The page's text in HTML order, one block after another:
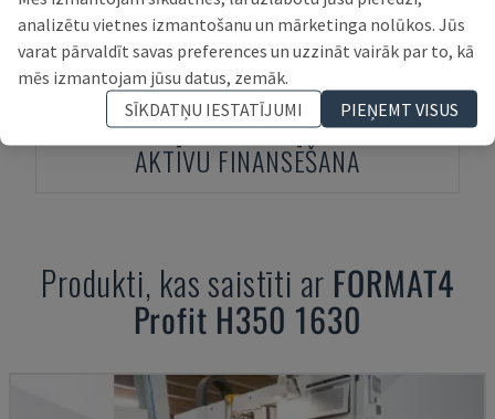
AKTĪVU FINANSĒŠANA
Produkti, kas saistīti ar FORMAT4
Profit H350 1630
analizētu vietnes izmantošanu un mārketinga nolūkos. Jūs
varat pārvaldīt savas preferences un uzzināt vairāk par to, kā
mēs izmantojam jūsu datus, zemāk.
SĪKDATŅU IESTATĪJUMI
PIEŅEMT VISUS